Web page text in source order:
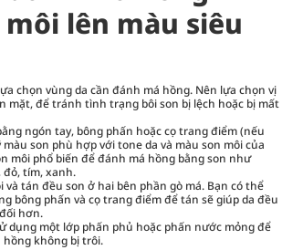
lên màu siêu
chọn vùng da cần đánh má hồng. Nên lựa chọn vị
mặt, để tránh tình trạng bôi son bị lệch hoặc bị mất
ngón tay, bông phấn hoặc cọtrang điểm(nếu
son phù hợp với tone da và màu son môi của
môi phổ biến để đánh má hồng bằng son như
đỏ, tím, xanh.
và tán đều son ở hai bên phần gò má. Bạn có thể
bông phấn và cọ trang điểm để tán sẽ giúp da đều
hơn.
dụng một lớp phấn phủ hoặc phấn nước mỏng để
hồng không bị trôi.